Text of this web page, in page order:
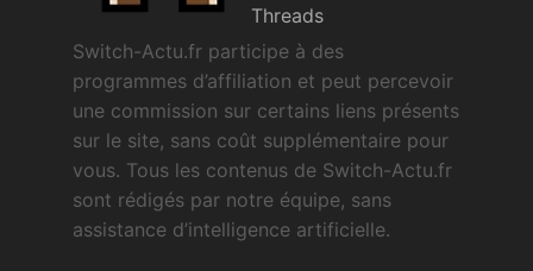
Threads
Switch-Actu.fr participe à des
programmes d’affiliation et peut percevoir
une commission sur certains liens présents
sur le site, sans coût supplémentaire pour
vous. Tous les contenus de Switch-Actu.fr
sont rédigés par notre équipe, sans
assistance d’intelligence artificielle.